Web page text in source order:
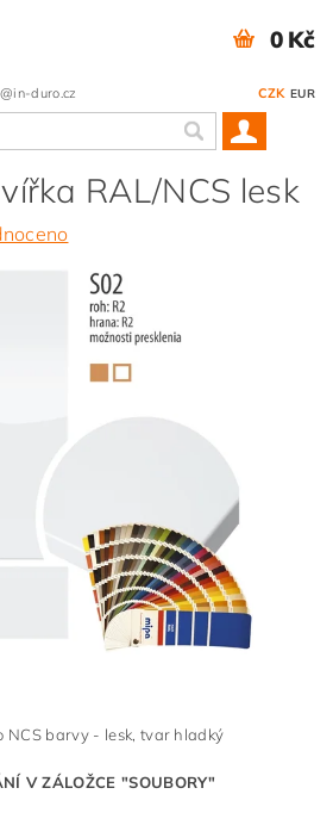
duro.cz CZK EUR
0 Kč
RAL/NCS lesk
NCS barvy - lesk, tvar hladký
V ZÁLOŽCE "SOUBORY"